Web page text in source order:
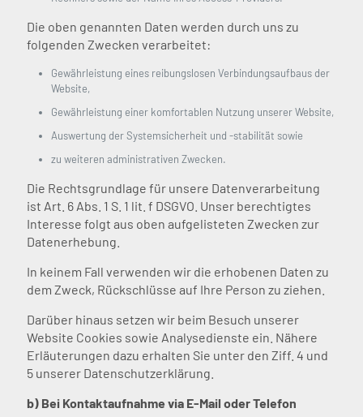
Die oben genannten Daten werden durch uns zu
folgenden Zwecken verarbeitet:
Gewährleistung eines reibungslosen Verbindungsaufbaus der
Website,
Gewährleistung einer komfortablen Nutzung unserer Website,
Auswertung der Systemsicherheit und -stabilität sowie
zu weiteren administrativen Zwecken.
Die Rechtsgrundlage für unsere Datenverarbeitung
ist Art. 6 Abs. 1 S. 1 lit. f DSGVO. Unser berechtigtes
Interesse folgt aus oben aufgelisteten Zwecken zur
Datenerhebung.
In keinem Fall verwenden wir die erhobenen Daten zu
dem Zweck, Rückschlüsse auf Ihre Person zu ziehen.
Darüber hinaus setzen wir beim Besuch unserer
Website Cookies sowie Analysedienste ein. Nähere
Erläuterungen dazu erhalten Sie unter den Ziff. 4 und
5 unserer Datenschutzerklärung.
b) Bei Kontaktaufnahme via E-Mail oder Telefon